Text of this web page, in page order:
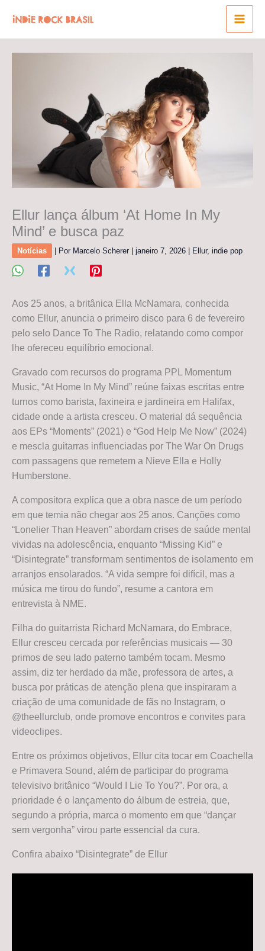
para
o
conteúdo
Ellur lança álbum ‘At Home In My
Mind’ e busca paz
Notícias | Por Marcelo Scherer janeiro 7, 2026 Ellur, indie pop
Aos 25 anos, a britânica Ella McNamara, conhecida
como Ellur, anuncia o primeiro disco para 6 de fevereiro
pelo selo Dance To The Radio, relatando como compor
lhe ofereceu equilíbrio emocional.
Gravado com recursos do programa PPL Momentum
Music, “At Home In My Mind” reúne faixas escritas entre
turnos como barista, faxineira e jardineira em Halifax,
cidade onde a artista cresceu. O material dá sequência
aos EPs “Moments” (2021) e “God Help Me Now” (2024)
e mescla guitarras influenciadas por The War On Drugs
com passagens que remetem a Nieve Ella e Holly
Humberstone.
A compositora explica que a obra nasce de um período
em que temia não chegar aos 25 anos. Canções como
“Lonelier Than Heaven” abordam crises de saúde mental
vividas na adolescência, enquanto “Missing Kid” e
“Disintegrate” transformam sentimentos de isolamento em
arranjos ensolarados. “A vida sempre foi difícil, mas a
música me tirou do fundo”, resume a cantora em
entrevista à NME.
Filha do guitarrista Richard McNamara, do Embrace,
Ellur cresceu cercada por referências musicais — 30
primos de seu lado paterno também tocam. Mesmo
assim, diz ter herdado da mãe, professora de artes, a
busca por práticas de atenção plena que inspiraram a
criação de uma comunidade de fãs no Instagram, o
@theellurclub, onde promove encontros e convites para
videoclipes.
Entre os próximos objetivos, Ellur cita tocar em Coachella
e Primavera Sound, além de participar do programa
televisivo britânico “Would I Lie To You?”. Por ora, a
prioridade é o lançamento do álbum de estreia, que,
segundo a própria, marca o momento em que “dançar
sem vergonha” virou parte essencial da cura.
Confira abaixo “Disintegrate” de Ellur